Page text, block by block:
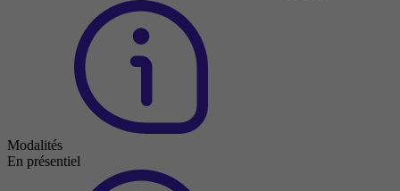
Modalités
En présentiel